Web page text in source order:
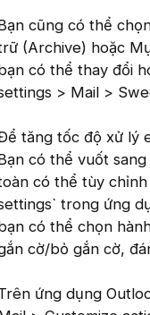
cũng có thể
(Archive) hoặc
có thể thay đổi
> Mail >
tăng tốc độ xử lý
có thể vuốt
có thể tùy
trong ứng
có thể chọn
cờ/bỏ gắn cờ,
ứng dụng